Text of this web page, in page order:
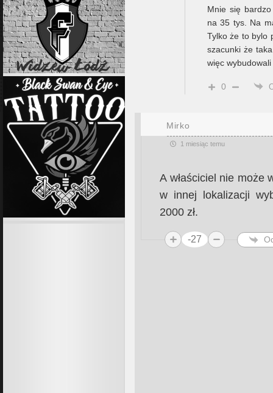
Mnie się
na 35 tys. Na
Tylko że to bylo
szacunki że
więc
0
Mirko
1 miesiąc temu
A właściciel nie może
w innej lokalizacji
2000 zł.
-27